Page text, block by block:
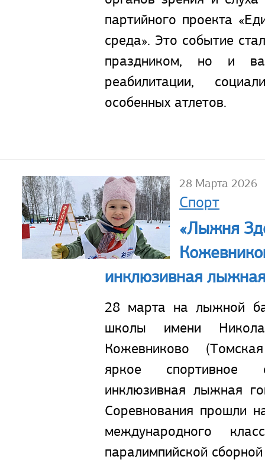
партийного проекта
среда». Это событие
праздником, но и
реабилитации,
особенных атлетов.
28 Марта 2026
Спорт
«Лыжня
инклюзивная
28 марта на лыжной
школы имени
Кожевниково
яркое
инклюзивная лыжная
Соревнования прошли
международного
паралимпийской